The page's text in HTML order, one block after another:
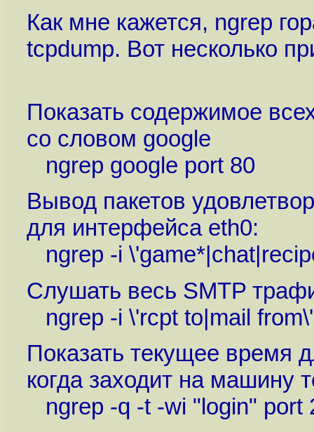
Как мне кажется, ngrep
tcpdump. Вот несколько
Показать содержимое
со словом google
ngrep google port 80
Вывод пакетов
для интерфейса eth0:
ngrep -i
Слушать весь SMTP
ngrep -i \'rcpt to|mail
Показать текущее время
когда заходит на машину
ngrep -q -t -wi "login" port